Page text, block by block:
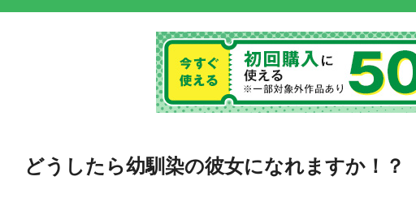
どうしたら幼馴染の彼女になれますか！？